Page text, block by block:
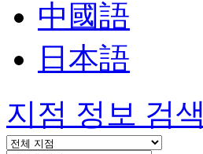
中國語
日本語
지점 정보 검색